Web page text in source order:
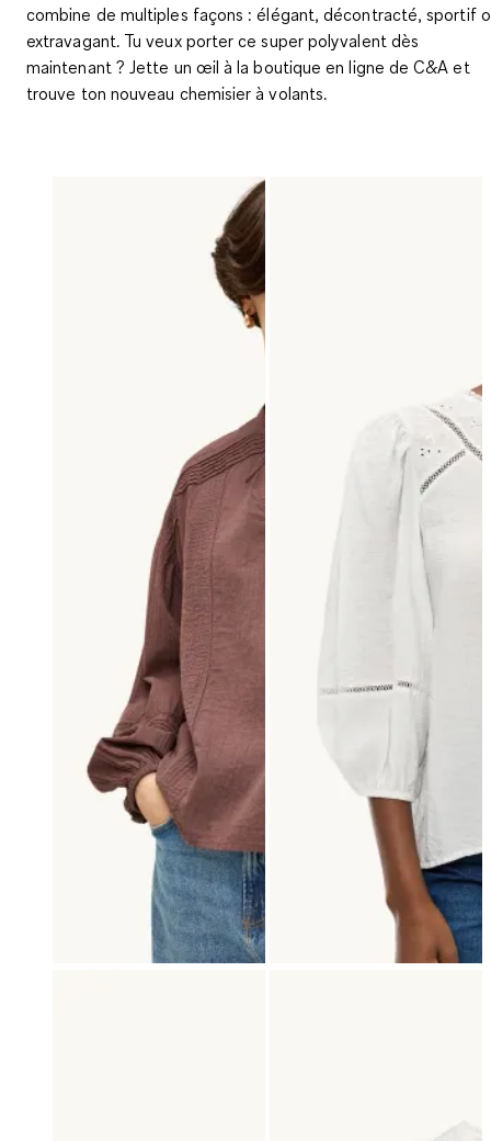
combine de multiples façons : élégant, décontracté, sportif
extravagant. Tu veux porter ce super polyvalent dès
maintenant ? Jette un œil à la boutique en ligne de C&A et
trouve ton nouveau chemisier à volants.